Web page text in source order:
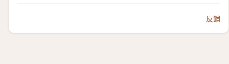
反饋